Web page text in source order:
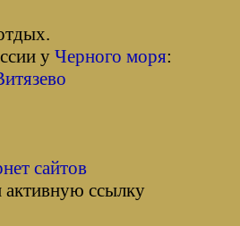
у Черного моря:
сайтов
активную ссылку